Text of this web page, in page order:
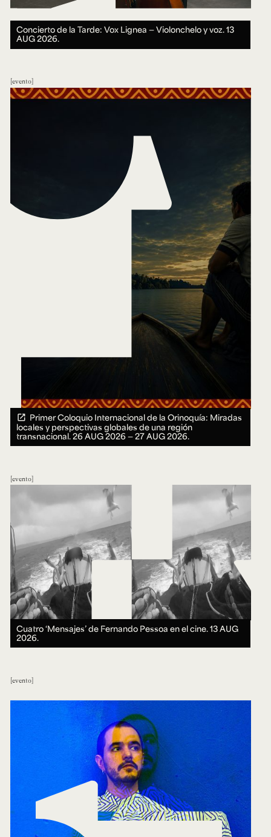
Concierto de la Tarde: Vox Lignea — Violonchelo y voz.13
AUG 2026.
evento
Primer Coloquio Internacional de la Orinoquía: Miradas
locales y perspectivas globales de una región
transnacional.26 AUG 2026 ― 27 AUG 2026.
evento
Cuatro ‘Mensajes’ de Fernando Pessoa en el cine.13 AUG
2026.
evento